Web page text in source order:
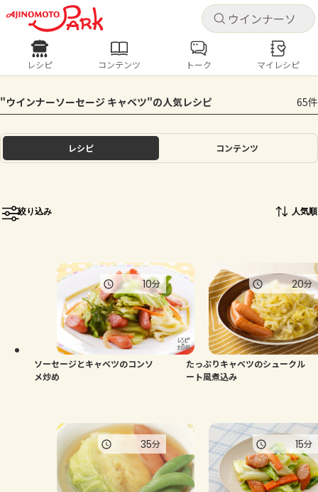
キャ
ログインするとレシピを保存できます
ログイン
ホーム
トーク
よくあるお問い合わせ
お買い物
キャ
レシピ コンテンツ
人気の食材・レシピ
きゅうり なす トマト とうもろこし
ピーマン
レシピ コンテンツ トーク マイレシピ
"ウインナーソーセージ キャベツ"の人気レシピ 65件
レシピ コンテンツ
絞り込み 人気順
ソーセージとキャベツのコンソ
メ炒め
10分
たっぷりキャベツのシュークル
ート風煮込み
20分
35分 15分